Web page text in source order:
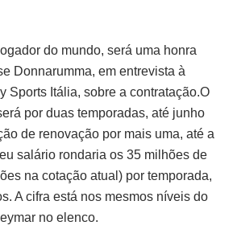
do mundo, será uma honra
Donnarumma, em entrevista à
Sports Itália, sobre a contratação.O
por duas temporadas, até junho
de renovação por mais uma, até a
salário rondaria os 35 milhões de
na cotação atual) por temporada,
A cifra está nos mesmos níveis do
no elenco.